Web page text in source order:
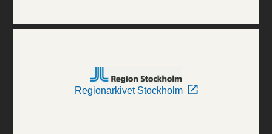
Regionarkivet Stockholm